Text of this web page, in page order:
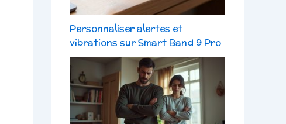
Personnaliser alertes et
vibrations sur Smart Band 9 Pro